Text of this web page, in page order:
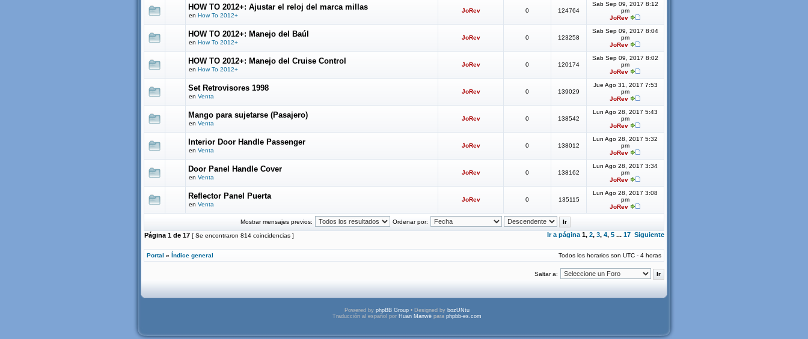
HOW TO 2012+: Ajustar el reloj del marca millas
en How To 2012+
JoRev 0 124764
Sab Sep 09, 2017 8:12
pm
JoRev
HOW TO 2012+: Manejo del Baúl
en How To 2012+
JoRev 0 123258
Sab Sep 09, 2017 8:04
pm
JoRev
HOW TO 2012+: Manejo del Cruise Control
en How To 2012+
JoRev 0 120174
Sab Sep 09, 2017 8:02
pm
JoRev
Set Retrovisores 1998
en Venta
JoRev 0 139029
Jue Ago 31, 2017 7:53
pm
JoRev
Mango para sujetarse (Pasajero)
en Venta
JoRev 0 138542
Lun Ago 28, 2017 5:43
pm
JoRev
Interior Door Handle Passenger
en Venta
JoRev 0 138012
Lun Ago 28, 2017 5:32
pm
JoRev
Door Panel Handle Cover
en Venta
JoRev 0 138162
Lun Ago 28, 2017 3:34
pm
JoRev
Reflector Panel Puerta
en Venta
JoRev 0 135115
Lun Ago 28, 2017 3:08
pm
JoRev
Mostrar mensajes previos: Ordenar por:
Página 1 de 17 [ Se encontraron 814 coincidencias ] Ir a página 1, 2, 3, 4, 5 ... 17 Siguiente
Portal » Índice general Todos los horarios son UTC - 4 horas
Saltar a:
Powered by phpBB Group • Designed by bozUNtu
Traducción al español por Huan Manwë para phpbb-es.com